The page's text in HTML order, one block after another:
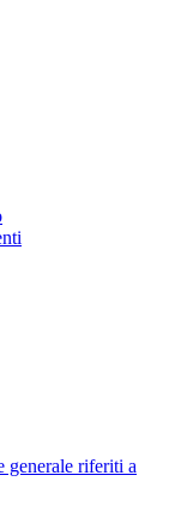
generale riferiti a